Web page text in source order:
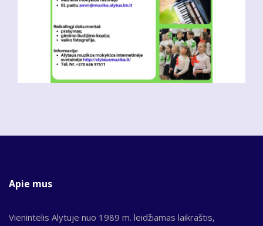
Apie mus
Vienintelis Alytuje nuo 1989 m. leidžiamas laikraštis,